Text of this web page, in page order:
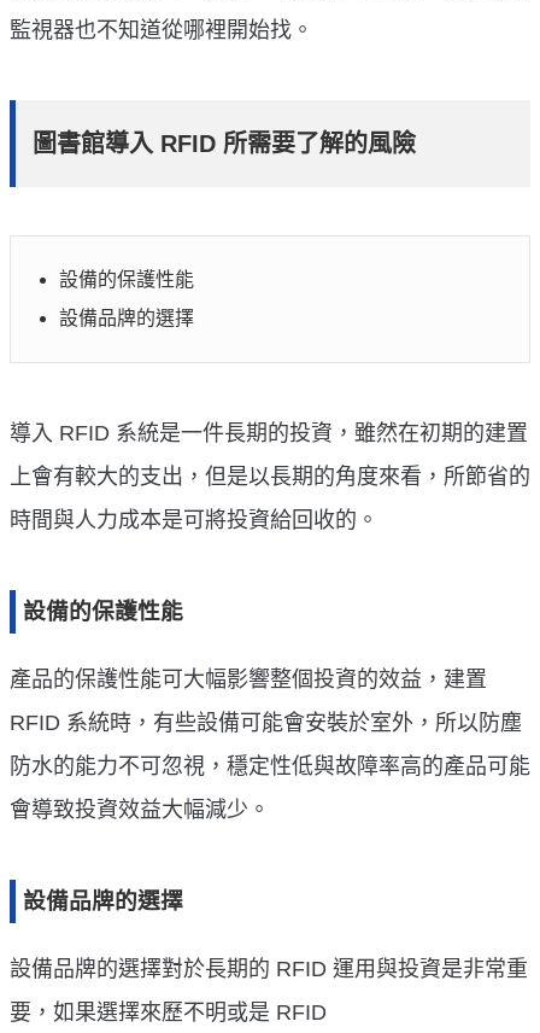
監視器也不知道從哪裡開始找。
圖書館導入 RFID 所需要了解的風險
設備的保護性能
設備品牌的選擇
導入 RFID 系統是一件長期的投資，雖然在初期的建置
上會有較大的支出，但是以長期的角度來看，所節省的
時間與人力成本是可將投資給回收的。
設備的保護性能
產品的保護性能可大幅影響整個投資的效益，建置
RFID 系統時，有些設備可能會安裝於室外，所以防塵
防水的能力不可忽視，穩定性低與故障率高的產品可能
會導致投資效益大幅減少。
設備品牌的選擇
設備品牌的選擇對於長期的 RFID 運用與投資是非常重
要，如果選擇來歷不明或是 RFID